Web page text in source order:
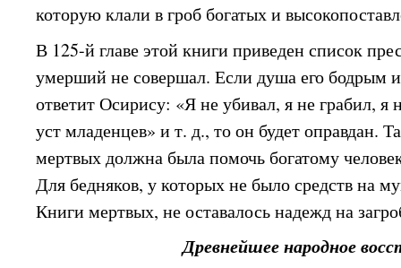
которую клали в гроб богатых и
В 125-й главе этой книги приведен список
умерший не совершал. Если душа его бодрым
ответит Осирису: «Я не убивал, я не грабил, я
уст младенцев» и т. д., то он будет оправдан.
мертвых должна была помочь богатому
Для бедняков, у которых не было средств на
Книги мертвых, не оставалось надежд на
Древнейшее народное